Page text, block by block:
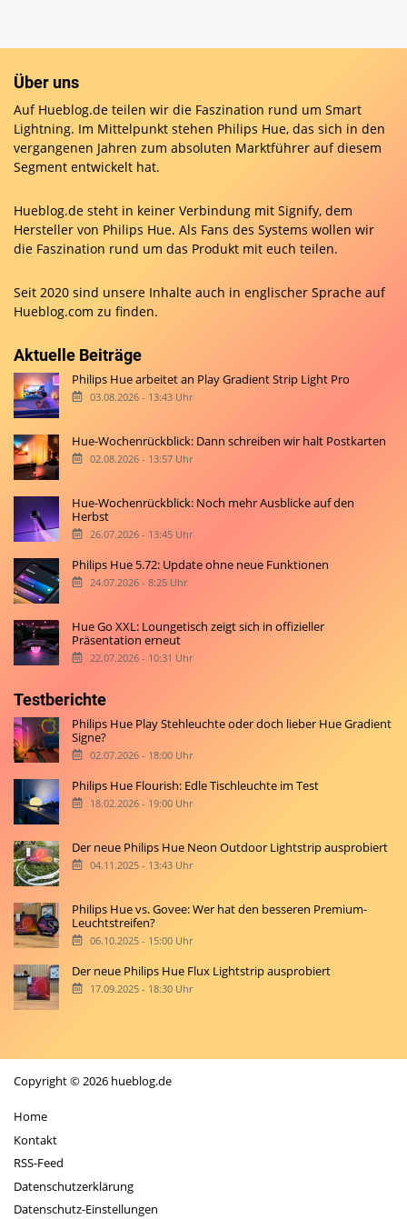
Über uns
Auf Hueblog.de teilen wir die Faszination rund um Smart
Lightning. Im Mittelpunkt stehen Philips Hue, das sich in den
vergangenen Jahren zum absoluten Marktführer auf diesem
Segment entwickelt hat.
Hueblog.de steht in keiner Verbindung mit Signify, dem
Hersteller von Philips Hue. Als Fans des Systems wollen wir
die Faszination rund um das Produkt mit euch teilen.
Seit 2020 sind unsere Inhalte auch in englischer Sprache auf
Hueblog.com zu finden.
Aktuelle Beiträge
Philips Hue arbeitet an Play Gradient Strip Light Pro
03.08.2026 - 13:43 Uhr
Hue-Wochenrückblick: Dann schreiben wir halt Postkarten
02.08.2026 - 13:57 Uhr
Hue-Wochenrückblick: Noch mehr Ausblicke auf den
Herbst
26.07.2026 - 13:45 Uhr
Philips Hue 5.72: Update ohne neue Funktionen
24.07.2026 - 8:25 Uhr
Hue Go XXL: Loungetisch zeigt sich in offizieller
Präsentation erneut
22.07.2026 - 10:31 Uhr
Testberichte
Philips Hue Play Stehleuchte oder doch lieber Hue Gradient
Signe?
02.07.2026 - 18:00 Uhr
Philips Hue Flourish: Edle Tischleuchte im Test
18.02.2026 - 19:00 Uhr
Der neue Philips Hue Neon Outdoor Lightstrip ausprobiert
04.11.2025 - 13:43 Uhr
Philips Hue vs. Govee: Wer hat den besseren Premium-
Leuchtstreifen?
06.10.2025 - 15:00 Uhr
Der neue Philips Hue Flux Lightstrip ausprobiert
17.09.2025 - 18:30 Uhr
Copyright © 2026 hueblog.de
Home
Kontakt
RSS-Feed
Datenschutzerklärung
Datenschutz-Einstellungen